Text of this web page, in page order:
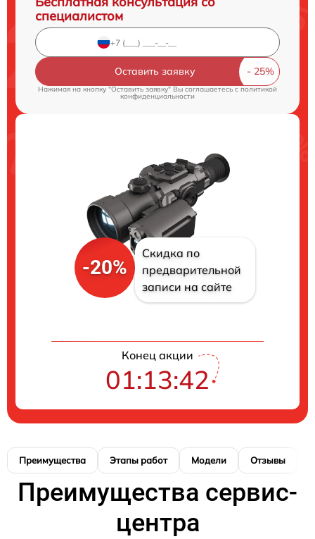
специалистом
Оставить заявку
Нажимая на кнопку "Оставить заявку" Вы соглашаетесь c политикой
конфиденциальности
-20%
Скидка по
предварительной
записи на сайте
Конец акции
01:13:42
Преимущества Этапы работ Модели Отзывы
Преимущества сервис-
центра